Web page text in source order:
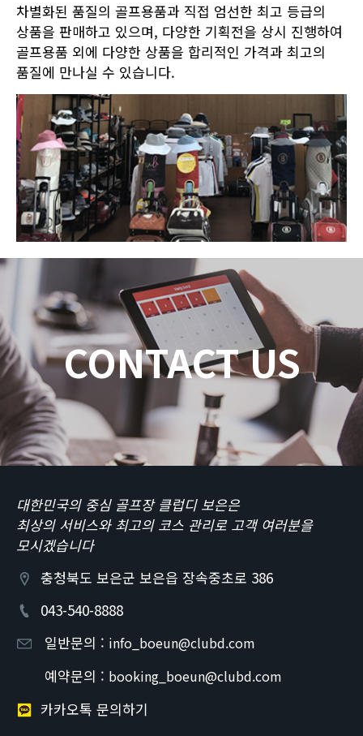
차별화된 품질의 골프용품과 직접 엄선한 최고 등급의
상품을 판매하고 있으며, 다양한 기획전을 상시 진행하여
골프용품 외에 다양한 상품을 합리적인 가격과 최고의
품질에 만나실 수 있습니다.
CONTACT US
대한민국의 중심 골프장 클럽디 보은은
최상의 서비스와 최고의 코스 관리로 고객 여러분을
모시겠습니다
충청북도 보은군 보은읍 장속중초로 386
043-540-8888
일반문의 : info_boeun@clubd.com
예약문의 : booking_boeun@clubd.com
카카오톡 문의하기